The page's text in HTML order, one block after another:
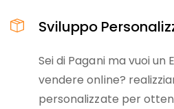
Sviluppo
Sei di Pagani ma vuoi
vendere online?
personalizzate per